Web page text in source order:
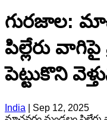
గురజాల:
పిల్లేరు
పెట్టుకొని
India
Sep 12, 2025